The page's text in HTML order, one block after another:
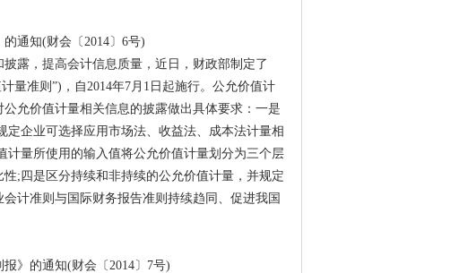
通知(财会〔2014〕6号)
露，提高会计信息质量，近日，财政部制定了
量准则”)，自2014年7月1日起施行。公允价值计
允价值计量相关信息的披露做出具体要求：一是
企业可选择应用市场法、收益法、成本法计量相
量所使用的输入值将公允价值计量划分为三个层
;四是区分持续和非持续的公允价值计量，并规定
计准则与国际财务报告准则持续趋同、促进我国
》的通知(财会〔2014〕7号)